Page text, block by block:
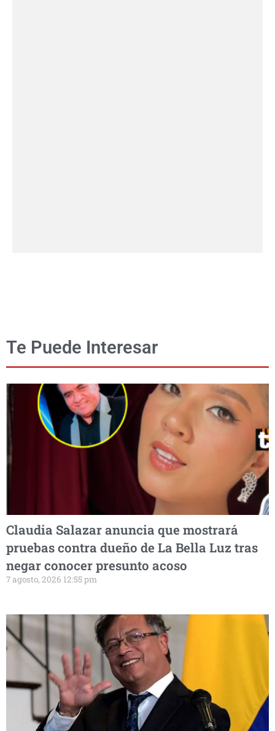
Te Puede Interesar
Claudia Salazar anuncia que mostrará
pruebas contra dueño de La Bella Luz tras
negar conocer presunto acoso
7 agosto, 2026 12:55 pm